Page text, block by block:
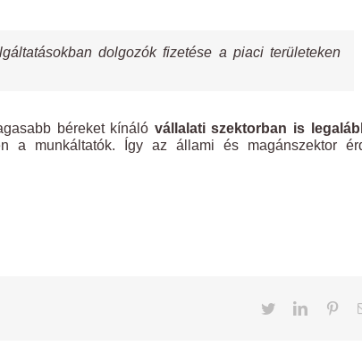
dolgozók fizetése a piaci területeken
béreket kínáló vállalati szektorban is
a munkáltatók. Így az állami és magánszektor
TwitterLinkedIn